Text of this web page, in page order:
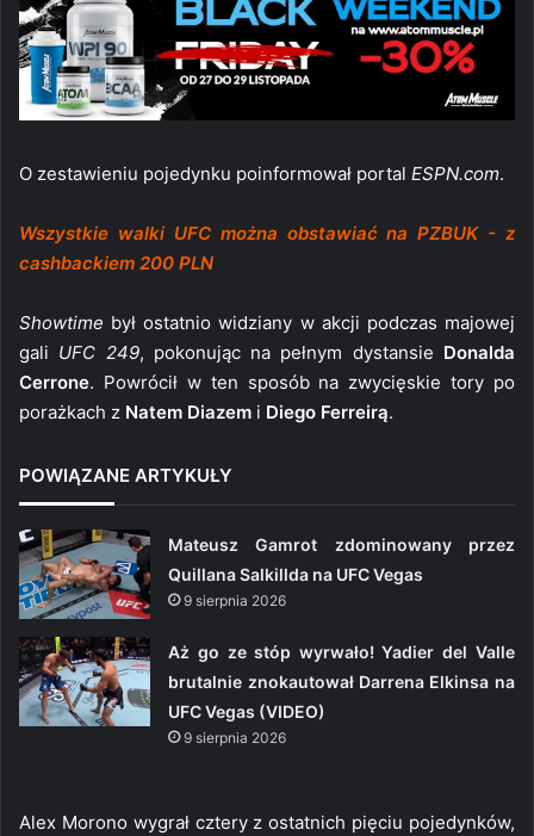
O zestawieniu pojedynku poinformował portal ESPN.com.
Wszystkie walki UFC można obstawiać na PZBUK - z
cashbackiem 200 PLN
Showtime był ostatnio widziany w akcji podczas majowej
gali UFC 249, pokonując na pełnym dystansie Donalda
Cerrone. Powrócił w ten sposób na zwycięskie tory po
porażkach z Natem Diazem i Diego Ferreirą.
POWIĄZANE ARTYKUŁY
Mateusz Gamrot zdominowany przez
Quillana Salkillda na UFC Vegas
9 sierpnia 2026
Aż go ze stóp wyrwało! Yadier del Valle
brutalnie znokautował Darrena Elkinsa na
UFC Vegas (VIDEO)
9 sierpnia 2026
Alex Morono wygrał cztery z ostatnich pięciu pojedynków,